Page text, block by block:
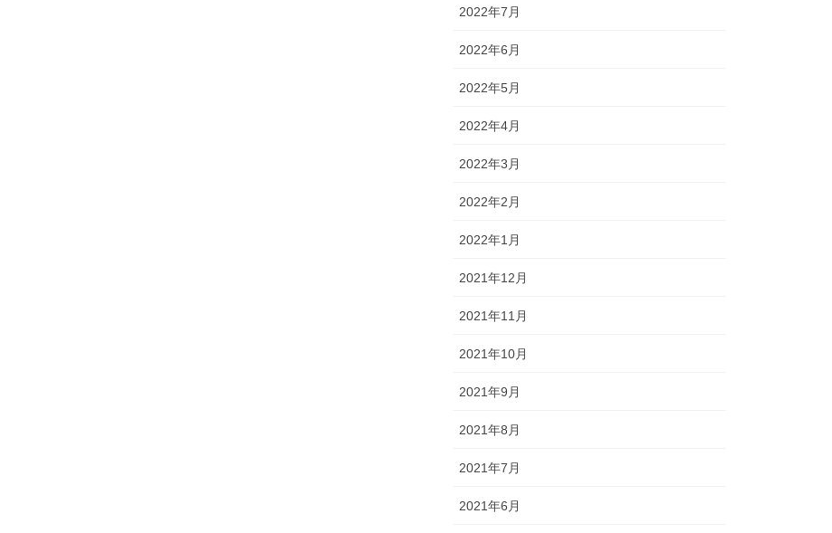
2022年7月
2022年6月
2022年5月
2022年4月
2022年3月
2022年2月
2022年1月
2021年12月
2021年11月
2021年10月
2021年9月
2021年8月
2021年7月
2021年6月